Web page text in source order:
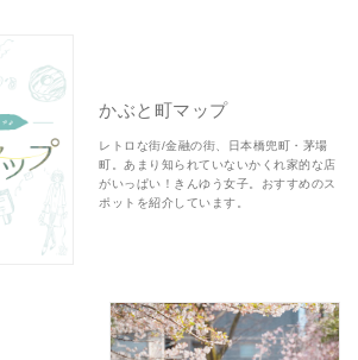
かぶと町マップ
レトロな街/金融の街、日本橋兜町・茅場
町。あまり知られていないかくれ家的な店
がいっぱい！きんゆう女子。おすすめのス
ポットを紹介しています。